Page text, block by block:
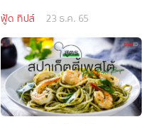
ฟู้ด ทิปส์ 23 ธ.ค. 65